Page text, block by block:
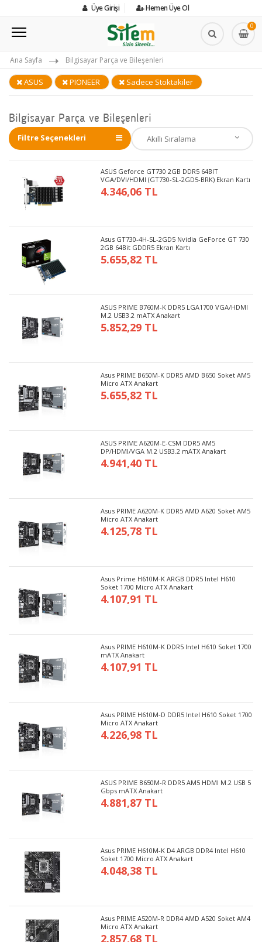
Üye Girişi Hemen Üye Ol
0
Ana Sayfa Bilgisayar Parça ve Bileşenleri
ASUS PIONEER Sadece Stoktakiler
Bilgisayar Parça ve Bileşenleri
Filtre Seçenekleri
ASUS Geforce GT730 2GB DDR5 64BIT
VGA/DVI/HDMI (GT730-SL-2GD5-BRK) Ekran Kartı
4.346,06 TL
Asus GT730-4H-SL-2GD5 Nvidia GeForce GT 730
2GB 64Bit GDDR5 Ekran Kartı
5.655,82 TL
ASUS PRIME B760M-K DDR5 LGA1700 VGA/HDMI
M.2 USB3.2 mATX Anakart
5.852,29 TL
Asus PRIME B650M-K DDR5 AMD B650 Soket AM5
Micro ATX Anakart
5.655,82 TL
ASUS PRIME A620M-E-CSM DDR5 AM5
DP/HDMI/VGA M.2 USB3.2 mATX Anakart
4.941,40 TL
Asus PRIME A620M-K DDR5 AMD A620 Soket AM5
Micro ATX Anakart
4.125,78 TL
Asus Prime H610M-K ARGB DDR5 Intel H610
Soket 1700 Micro ATX Anakart
4.107,91 TL
Asus PRIME H610M-K DDR5 Intel H610 Soket 1700
mATX Anakart
4.107,91 TL
Asus PRIME H610M-D DDR5 Intel H610 Soket 1700
Micro ATX Anakart
4.226,98 TL
ASUS PRIME B650M-R DDR5 AM5 HDMI M.2 USB 5
Gbps mATX Anakart
4.881,87 TL
Asus PRIME H610M-K D4 ARGB DDR4 Intel H610
Soket 1700 Micro ATX Anakart
4.048,38 TL
Asus PRIME A520M-R DDR4 AMD A520 Soket AM4
Micro ATX Anakart
2.857,68 TL